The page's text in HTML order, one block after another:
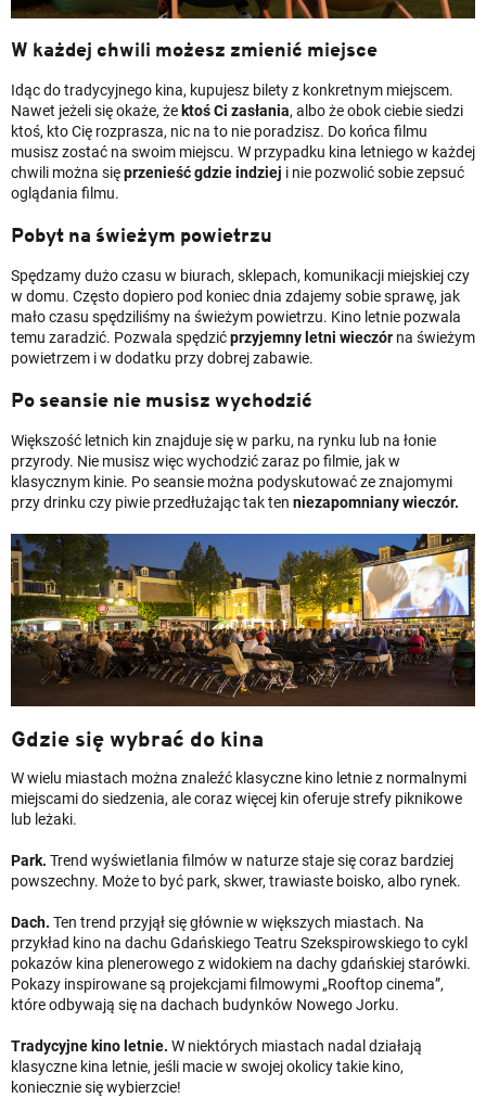
W każdej chwili możesz zmienić miejsce
Idąc do tradycyjnego kina, kupujesz bilety z konkretnym miejscem.
Nawet jeżeli się okaże, żektoś Ci zasłania, albo że obok ciebie siedzi
ktoś, kto Cię rozprasza, nic na to nie poradzisz. Do końca filmu
musisz zostać na swoim miejscu. W przypadku kina letniego w każdej
chwili można sięprzenieść gdzie indziej i nie pozwolić sobie zepsuć
oglądania filmu.
Pobyt na świeżym powietrzu
Spędzamy dużo czasu w biurach, sklepach, komunikacji miejskiej czy
w domu. Często dopiero pod koniec dnia zdajemy sobie sprawę, jak
mało czasu spędziliśmy na świeżym powietrzu. Kino letnie pozwala
temu zaradzić. Pozwala spędzićprzyjemny letni wieczór na świeżym
powietrzem i w dodatku przy dobrej zabawie.
Po seansie nie musisz wychodzić
Większość letnich kin znajduje się w parku, na rynku lub na łonie
przyrody. Nie musisz więc wychodzić zaraz po filmie, jak w
klasycznym kinie. Po seansie można podyskutować ze znajomymi
przy drinku czy piwie przedłużając tak ten niezapomniany wieczór.
Gdzie się wybrać do kina
W wielu miastach można znaleźć klasyczne kino letnie z normalnymi
miejscami do siedzenia, ale coraz więcej kin oferuje strefy piknikowe
lub leżaki.
Park. Trend wyświetlania filmów w naturze staje się coraz bardziej
powszechny. Może to być park, skwer, trawiaste boisko, albo rynek.
Dach. Ten trend przyjął się głównie w większych miastach. Na
przykład kino na dachu Gdańskiego Teatru Szekspirowskiego to cykl
pokazów kina plenerowego z widokiem na dachy gdańskiej starówki.
Pokazy inspirowane są projekcjami filmowymi „Rooftop cinema”,
które odbywają się na dachach budynków Nowego Jorku.
Tradycyjne kino letnie. W niektórych miastach nadal działają
klasyczne kina letnie, jeśli macie w swojej okolicy takie kino,
koniecznie się wybierzcie!